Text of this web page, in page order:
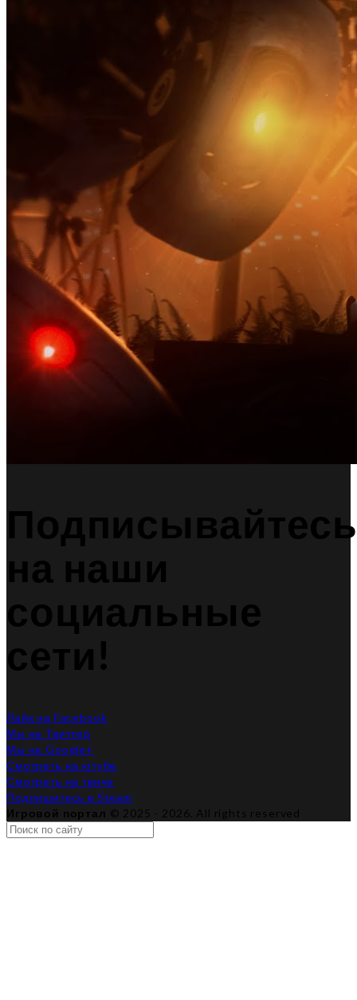
Подписывайтесь
на наши
социальные
сети!
Лайк на Facebook
Мы на Твиттер
Мы на Google+
Смотреть на ютубе
Смотреть на твиче
Подпишитесь в Steam
Игровой портал © 2025 - 2026. All rights reserved